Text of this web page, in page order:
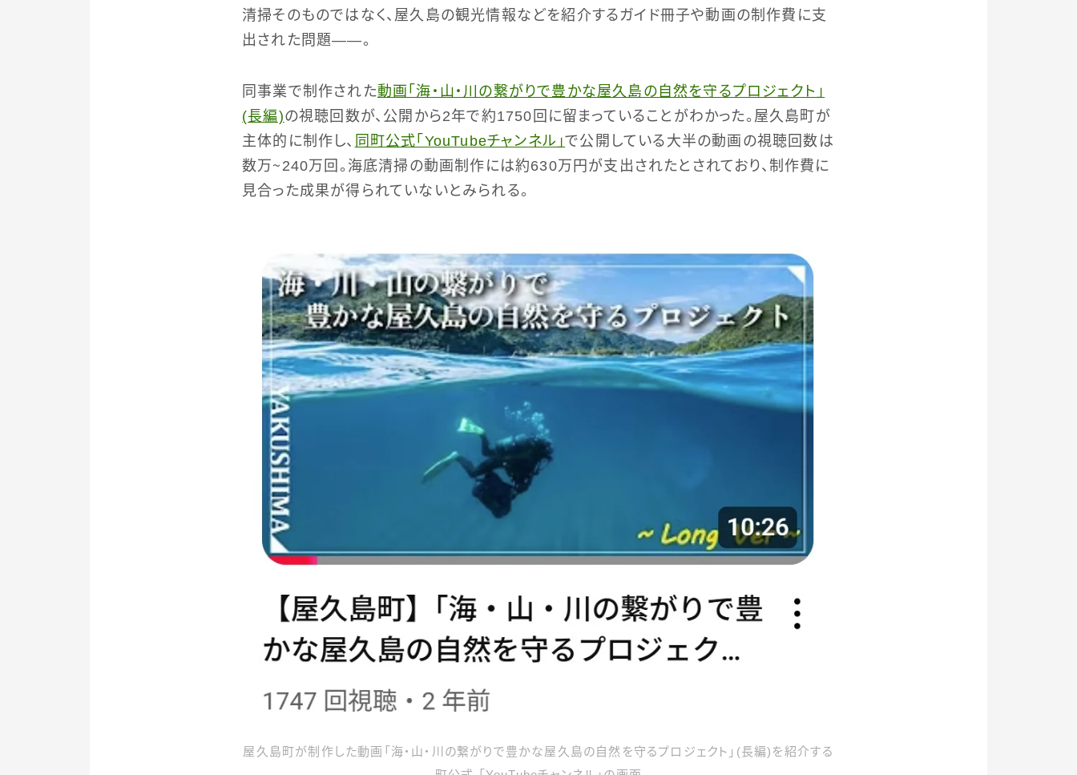
清掃そのものではなく、屋久島の観光情報などを紹介するガイド冊子や動画の制作費に支
出された問題――。
同事業で制作された動画「海・山・川の繋がりで豊かな屋久島の自然を守るプロジェクト」
(長編)の視聴回数が、公開から2年で約1750回に留まっていることがわかった。屋久島町が
主体的に制作し、 同町公式「YouTubeチャンネル」で公開している大半の動画の視聴回数は
数万～240万回。海底清掃の動画制作には約630万円が支出されたとされており、制作費に
見合った成果が得られていないとみられる。
屋久島町が制作した動画「海・山・川の繋がりで豊かな屋久島の自然を守るプロジェクト」(長編)を紹介する